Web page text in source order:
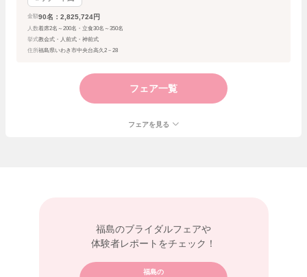
金額 90名：2,825,724円
人数着席2名～200名・立食30名～350名
挙式教会式・人前式・神前式
住所福島県いわき市中央台高久2－28
フェア一覧
フェアを見る
福島のブライダルフェアや
体験者レポートをチェック！
福島の